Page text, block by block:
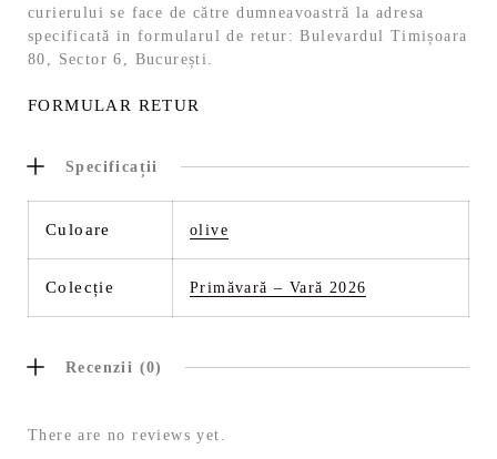
curierului se face de către dumneavoastră la adresa
specificată in formularul de retur: Bulevardul Timișoara
80, Sector 6, București.
FORMULAR RETUR
Specificații
Culoare olive
Colecție Primăvară – Vară 2026
Recenzii (0)
There are no reviews yet.